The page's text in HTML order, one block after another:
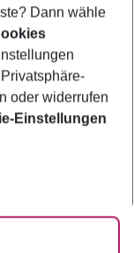
Dann wähle
oder widerrufen
Einstellungen